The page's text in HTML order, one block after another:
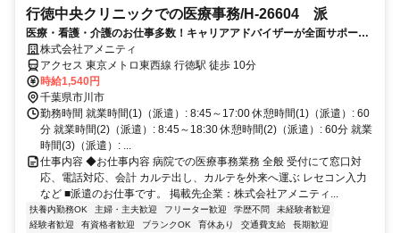
行徳中央クリニックでの医療事務/H-26604 派
医療・看護・介護のお仕事多数！キャリアアドバイザーが全面サポート
◎ 株式会社アメニティ
アクセス 東京メトロ東西線 行徳駅 徒歩 10分
時給1,540円
千葉県市川市
勤務時間 就業時間(1)（派遣）: 8:45～17:00 休憩時間(1)（派遣）: 60
分 就業時間(2)（派遣）: 8:45～18:30 休憩時間(2)（派遣）: 60分 就業
時間(3)（派遣）: ...
仕事内容 ◆お仕事内容 病院での医療事務業務 全般 受付にて窓口対
応、電話対応、会計 カルテ出し、カルテを外来へ運ぶ レセコン入力
など ■派遣のお仕事です。 掲載先企業：株式会社アメニティ...
扶養内勤務OK 主婦・主夫歓迎 フリーター歓迎 学歴不問
未経験者歓迎
経験者歓迎
有資格者歓迎 ブランクOK 育休あり 交通費支給
長期歓迎